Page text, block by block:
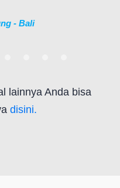
lainnya Anda bisa
disini.